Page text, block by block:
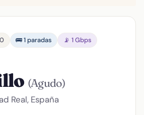
🚌 1 paradas
📡 1 Gbps
(Agudo)
Real, España